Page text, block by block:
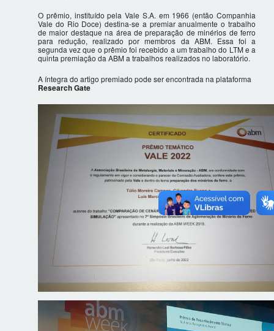
O prêmio, instituído pela Vale S.A. em 1966 (então Companhia
Vale do Rio Doce) destina-se a premiar anualmente o trabalho
de maior destaque na área de preparação de minérios de ferro
para redução, realizado por membros da ABM. Essa foi a
segunda vez que o prêmio foi recebido a um trabalho do LTM e a
quinta premiação da ABM a trabalhos realizados no laboratório.
A íntegra do artigo premiado pode ser encontrada na plataforma
Research Gate